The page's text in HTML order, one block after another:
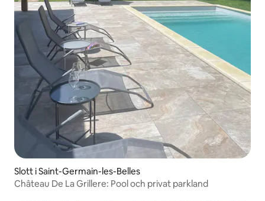
Slott i Saint-Germain-les-Belles
Château De La Grillere: Pool och privat parkland